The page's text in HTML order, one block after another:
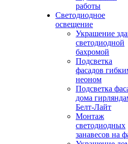
работы
Светодиодное
освещение
Украшение
светодиодной
бахромой
Подсветка
фасадов
неоном
Подсветка
дома
Белт-Лайт
Монтаж
светодиодных
занавесов на